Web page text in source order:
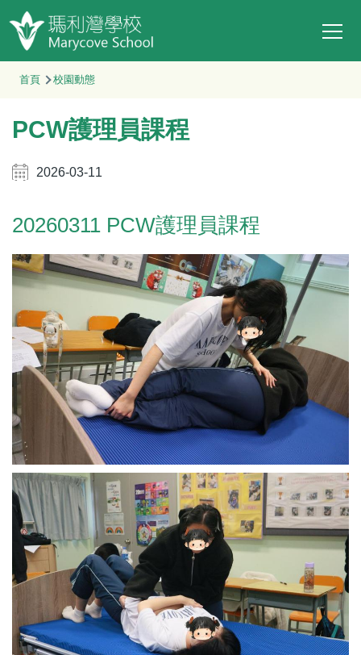
移至主內容
導
連
結
首頁 校園動態
PCW護理員課程
2026-03-11
20260311 PCW護理員課程